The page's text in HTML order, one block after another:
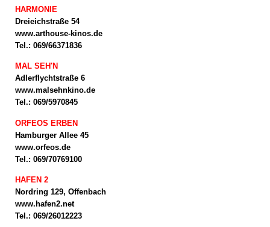
HARMONIE
Dreieichstraße 54
www.arthouse-kinos.de
Tel.: 069/66371836
MAL SEH'N
Adlerflychtstraße 6
www.malsehnkino.de
Tel.: 069/5970845
ORFEOS ERBEN
Hamburger Allee 45
www.orfeos.de
Tel.: 069/70769100
HAFEN 2
Nordring 129, Offenbach
www.hafen2.net
Tel.: 069/26012223